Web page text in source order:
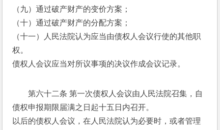
（九）通过破产财产的变价方案；
（十）通过破产财产的分配方案；
（十一）人民法院认为应当由债权人会议行使的其他职
权。
债权人会议应当对所议事项的决议作成会议记录。
第六十二条 第一次债权人会议由人民法院召集，自
债权申报期限届满之日起十五日内召开。
以后的债权人会议，在人民法院认为必要时，或者管理